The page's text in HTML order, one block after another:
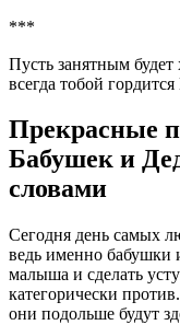
***
Пусть занятным
всегда тобой
Прекрасные
Бабушек и
словами
Сегодня день самых
ведь именно бабушки
малыша и сделать
категорически
они подольше будут